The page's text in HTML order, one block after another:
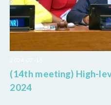
(14th meeting) High-
2024